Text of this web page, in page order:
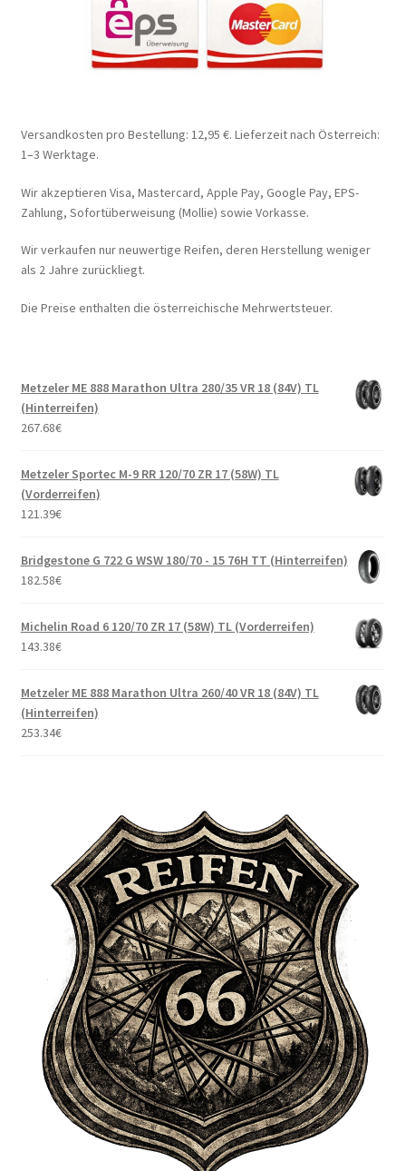
Versandkosten pro Bestellung: 12,95 €. Lieferzeit nach Österreich:
1–3 Werktage.
Wir akzeptieren Visa, Mastercard, Apple Pay, Google Pay, EPS-
Zahlung, Sofortüberweisung (Mollie) sowie Vorkasse.
Wir verkaufen nur neuwertige Reifen, deren Herstellung weniger
als 2 Jahre zurückliegt.
Die Preise enthalten die österreichische Mehrwertsteuer.
Metzeler ME 888 Marathon Ultra 280/35 VR 18 (84V) TL
(Hinterreifen)
267.68€
Metzeler Sportec M-9 RR 120/70 ZR 17 (58W) TL
(Vorderreifen)
121.39€
Bridgestone G 722 G WSW 180/70 - 15 76H TT (Hinterreifen)
182.58€
Michelin Road 6 120/70 ZR 17 (58W) TL (Vorderreifen)
143.38€
Metzeler ME 888 Marathon Ultra 260/40 VR 18 (84V) TL
(Hinterreifen)
253.34€